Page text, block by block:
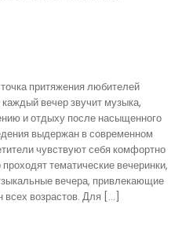
притяжения любителей
вечер звучит музыка,
и отдыху после насыщенного
выдержан в современном
чувствуют себя комфортно
тематические вечеринки,
вечера, привлекающие
возрастов. Для […]